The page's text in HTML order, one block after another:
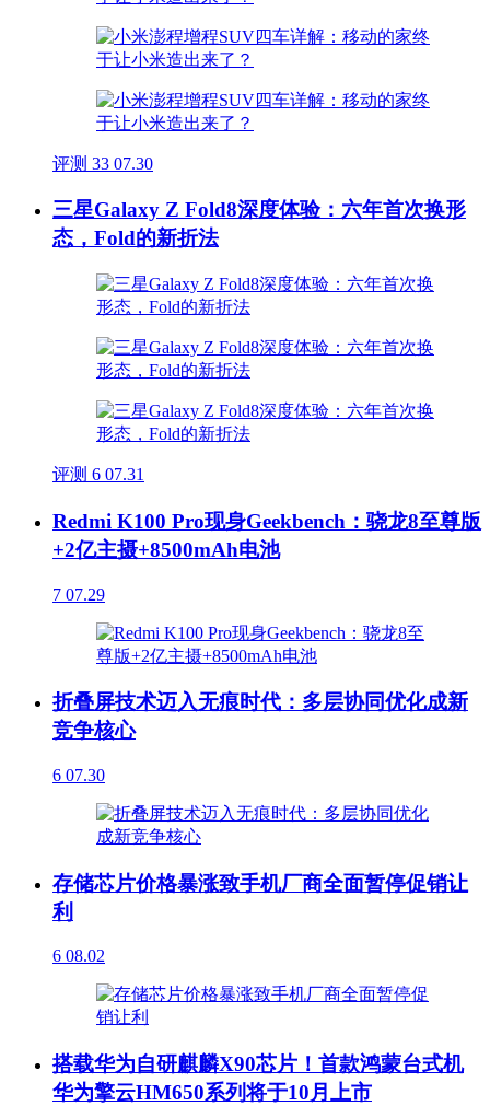
评测 33 07.30
三星Galaxy Z Fold8深度体验：六年首次换形
态，Fold的新折法
评测 6 07.31
Redmi K100 Pro现身Geekbench：骁龙8至尊版
+2亿主摄+8500mAh电池
7 07.29
折叠屏技术迈入无痕时代：多层协同优化成新
竞争核心
6 07.30
存储芯片价格暴涨致手机厂商全面暂停促销让
利
6 08.02
搭载华为自研麒麟X90芯片！首款鸿蒙台式机
华为擎云HM650系列将于10月上市